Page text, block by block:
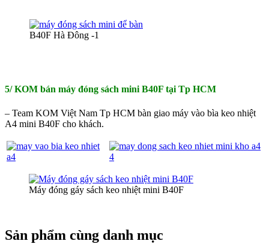
B40F Hà Đông -1
5/ KOM bán máy đóng sách mini B40F tại Tp HCM
– Team KOM Việt Nam Tp HCM bàn giao máy vào bìa keo nhiệt
A4 mini B40F cho khách.
Máy đóng gáy sách keo nhiệt mini B40F
Sản phẩm cùng danh mục